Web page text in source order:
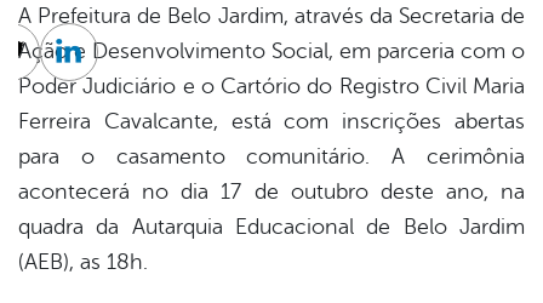
A Prefeitura de Belo Jardim, através da Secretaria de
Ação e Desenvolvimento Social, em parceria com o
Poder Judiciário e o Cartório do Registro Civil Maria
Ferreira Cavalcante, está com inscrições abertas
para o casamento comunitário. A cerimônia
acontecerá no dia 17 de outubro deste ano, na
quadra da Autarquia Educacional de Belo Jardim
(AEB), as 18h.
TwitterLinkedin